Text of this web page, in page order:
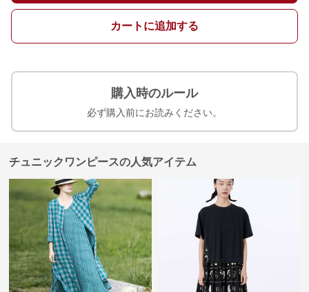
カートに追加する
購入時のルール
必ず購入前にお読みください。
チュニックワンピースの人気アイテム